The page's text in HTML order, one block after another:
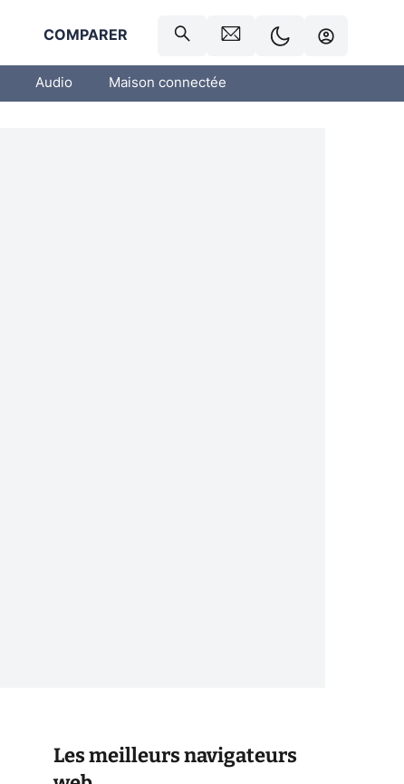
COMPARER
Audio Maison connectée
Les meilleurs navigateurs